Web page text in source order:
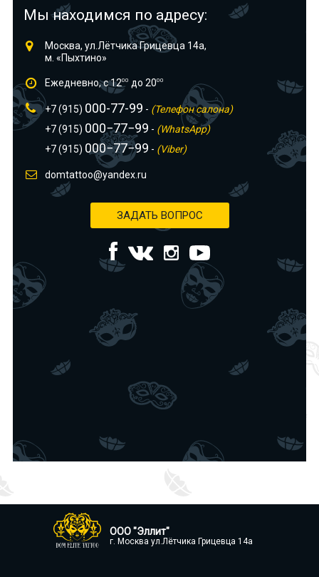
Мы находимся по адресу:
Москва, ул.Лётчика Грицевца 14а,
м. «Пыхтино»
Ежедневно, с 1200 до 2000
+7 (915) 000-77-99 - (Телефон салона)
+7 (915) 000−77−99 - (WhatsApp)
+7 (915) 000−77−99 - (Viber)
domtattoo@yandex.ru
ЗАДАТЬ ВОПРОС
ООО "Эллит"
г. Москва ул.Лётчика Грицевца 14а